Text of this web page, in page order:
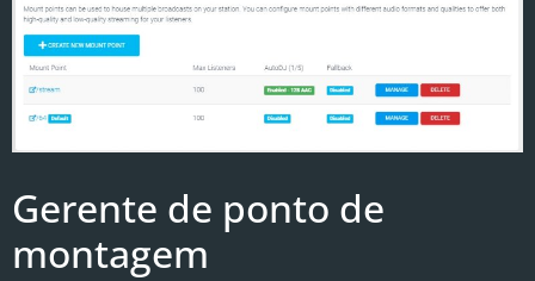
Gerente de ponto de
montagem